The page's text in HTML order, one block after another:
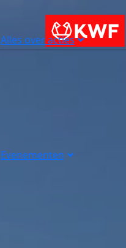
Alles over acties
Evenementen